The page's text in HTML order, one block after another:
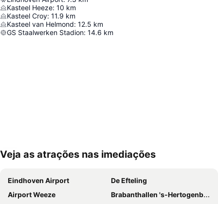
Kasteel Heeze: 10 km
Kasteel Croy: 11.9 km
Kasteel van Helmond: 12.5 km
GS Staalwerken Stadion: 14.6 km
Ampliar mapa
Veja as atrações nas imediações
Eindhoven Airport
De Efteling
Airport Weeze
Brabanthallen 's-Hertogenbosch